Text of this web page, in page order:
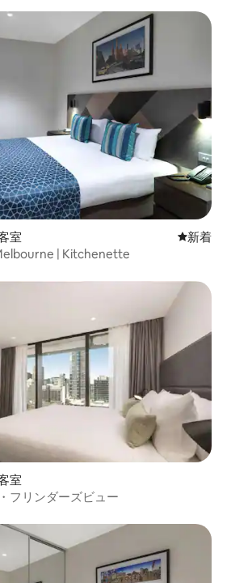
室 新しい宿
新着
| Kitchenette
室
フリンダーズビュー